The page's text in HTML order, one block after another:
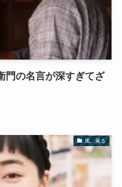
門の名言が深すぎてざ
風、薫る